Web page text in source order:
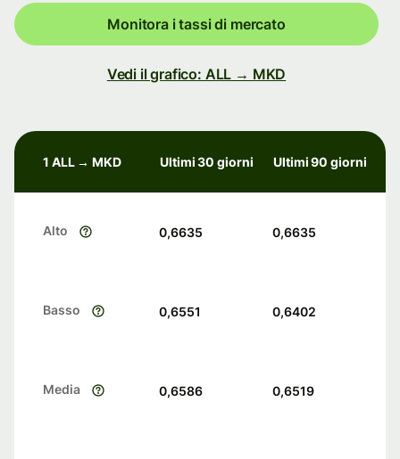
Monitora i tassi di mercato
Vedi il grafico: ALL → MKD
1 ALL → MKD Ultimi 30 giorni Ultimi 90 giorni
Alto 0,6635 0,6635
Basso 0,6551 0,6402
Media 0,6586 0,6519